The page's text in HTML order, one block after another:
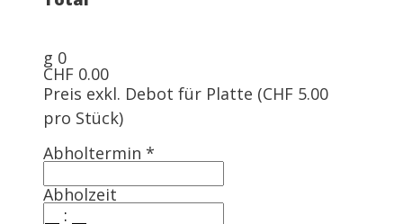
g 0
CHF 0.00
Preis exkl. Debot für Platte (CHF 5.00
pro Stück)
Abholtermin *
Abholzeit